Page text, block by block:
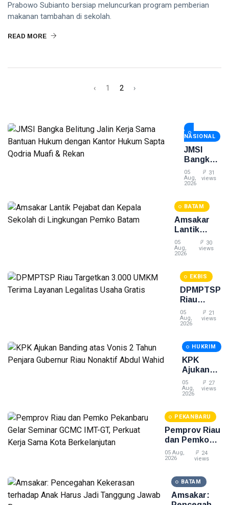
Prabowo Subianto bersiap meluncurkan program pemberian
makanan tambahan di sekolah.
READ MORE
‹ 1 2 ›
NASIONAL
JMSI
Bangka
Belitung
Jalin
Bantuan
Hukum
dengan
Hukum
Sapta
Muafi &
Rekan
05
Aug,
2026
31
views
BATAM
Amsakar
Lantik
Pejabat
dan Kepala
Pemko
Batam
05
Aug,
2026
30
views
EKBIS
DPMPTSP
Riau
Targetkan
3.000
Layanan
Legalitas
Usaha
05
Aug,
2026
21
views
HUKRIM
KPK
Ajukan
Banding
atas
Penjara
Gubernur
Riau
Abdul
05
Aug,
2026
27
views
PEKANBARU
Pemprov Riau
dan Pemko
Pekanbaru
Gelar
GCMC IMT-
GT, Perkuat
Kerja Sama
05 Aug,
2026
24
views
BATAM
Amsakar: